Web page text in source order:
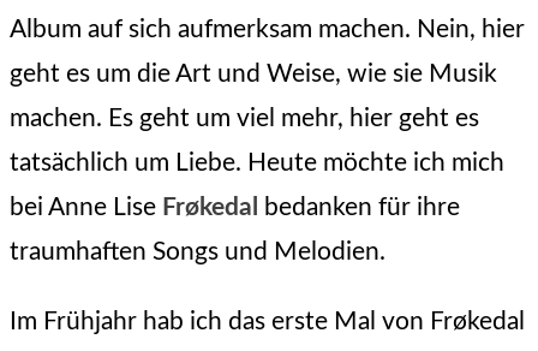
Album auf sich aufmerksam machen. Nein, hier
geht es um die Art und Weise, wie sie Musik
machen. Es geht um viel mehr, hier geht es
tatsächlich um Liebe. Heute möchte ich mich
bei Anne Lise Frøkedal
bedanken für ihre
traumhaften Songs und Melodien.
Im Frühjahr hab ich das erste Mal von Frøkedal